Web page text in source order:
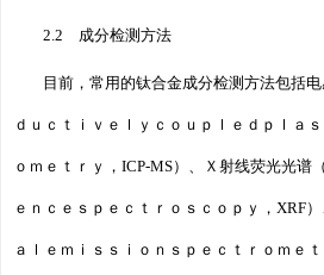
2.2 成分检测方法
目前，常用的钛合金成分检测方法包括
ｄｕｃｔｉｖｅｌｙｃｏｕｐｌｅｄｐｌａ
ｏｍｅｔｒｙ，ICP-MS）、Ｘ射线荧光光谱
ｅｎｃｅｓｐｅｃｔｒｏｓｃｏｐｙ，XRF
ａｌｅｍｉｓｓｉｏｎｓｐｅｃｔｒｏｍｅ